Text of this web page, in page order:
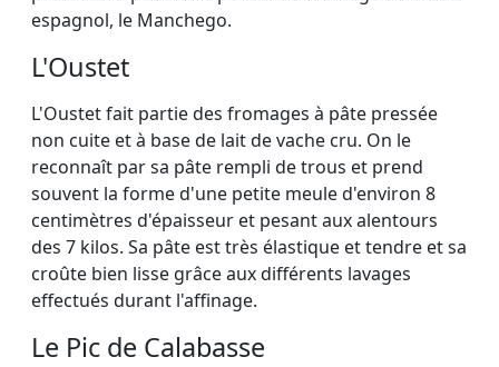
espagnol, le Manchego.
L'Oustet
L'Oustet fait partie des fromages à pâte pressée
non cuite et à base de lait de vache cru. On le
reconnaît par sa pâte rempli de trous et prend
souvent la forme d'une petite meule d'environ 8
centimètres d'épaisseur et pesant aux alentours
des 7 kilos. Sa pâte est très élastique et tendre et sa
croûte bien lisse grâce aux différents lavages
effectués durant l'affinage.
Le Pic de Calabasse